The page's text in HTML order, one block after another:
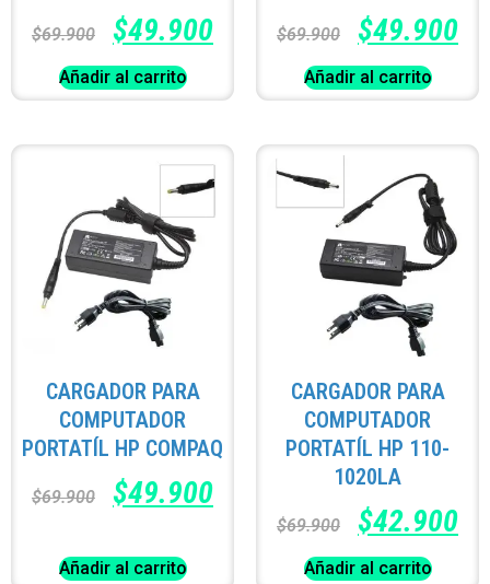
$69.900 $49.900
Añadir al carrito
$69.900 $49.900
Añadir al carrito
CARGADOR PARA
COMPUTADOR
PORTATÍL HP COMPAQ
$69.900 $49.900
Añadir al carrito
CARGADOR PARA
COMPUTADOR
PORTATÍL HP 110-
1020LA
$69.900 $42.900
Añadir al carrito